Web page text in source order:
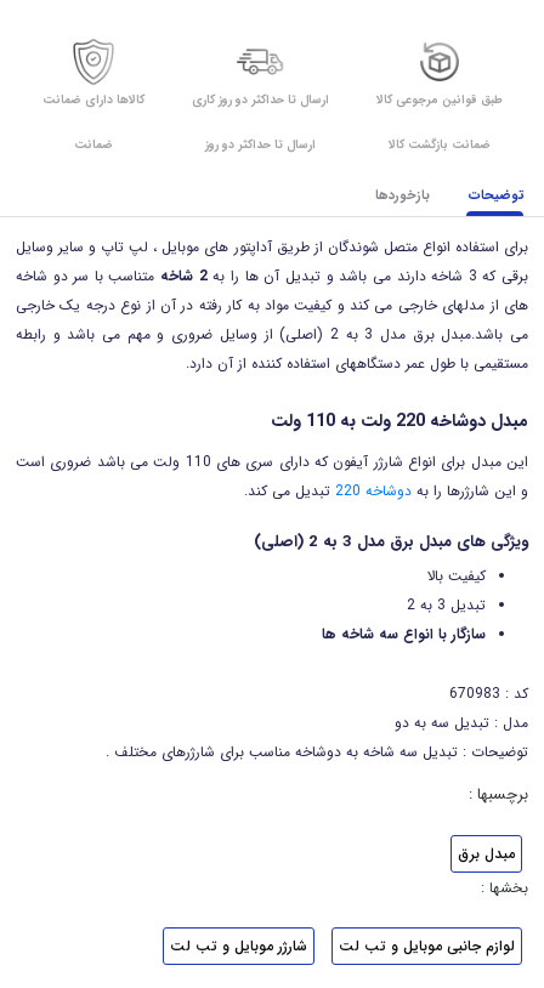
طبق قوانین مرجوعی کالا
ضمانت بازگشت کالا
ارسال تا حداکثر دو روز کاری
ارسال تا حداکثر دو روز
کالاها دارای ضمانت
ضمانت
توضیحات بازخوردها
برای استفاده انواع متصل شوندگان از طریق آداپتور های موبایل ، لپ تاپ و سایر وسایل
برقی که 3 شاخه دارند می باشد و تبدیل آن ها را به
2 شاخه
متناسب با سر دو شاخه
های از مدلهای خارجی می کند و کیفیت مواد به کار رفته در آن از نوع درجه یک خارجی
می باشد.مبدل برق مدل 3 به 2 (اصلی) از وسایل ضروری و مهم می باشد و رابطه
مستقیمی با طول عمر دستگاههای استفاده کننده از آن دارد.
مبدل دوشاخه 220 ولت به 110 ولت
این مبدل برای انواع شارژر آیفون که دارای سری های 110 ولت می باشد ضروری است
و این شارژرها را به دوشاخه 220 تبدیل می کند.
ویژگی های مبدل برق مدل 3 به 2 (اصلی)
کیفیت بالا
تبدیل 3 به 2
سازگار با انواع سه شاخه ها
کد : 670983
مدل : تبدیل سه به دو
توضیحات : تبدیل سه شاخه به دوشاخه مناسب برای شارژرهای مختلف .
برچسبها :
مبدل برق
بخشها :
لوازم جانبی موبایل و تب لت شارژر موبایل و تب لت